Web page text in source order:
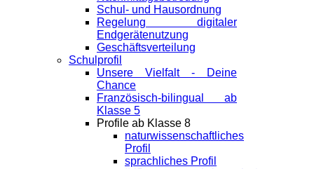
Schul- und Hausordnung
Regelung digitaler
Endgeräte­nutzung
Geschäftsverteilung
Schulprofil
Unsere Vielfalt - Deine
Chance
Französisch-bilingual ab
Klasse 5
Profile ab Klasse 8
naturwissenschaftliches
Profil
sprachliches Profil